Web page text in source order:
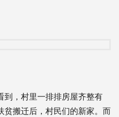
，村里一排排房屋齐整有
贫搬迁后，村民们的新家。而